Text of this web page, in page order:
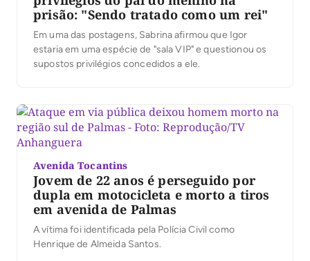
prisão: "Sendo tratado como um rei"
Em uma das postagens, Sabrina afirmou que Igor
estaria em uma espécie de "sala VIP" e questionou os
supostos privilégios concedidos a ele.
Avenida Tocantins
Jovem de 22 anos é perseguido por
dupla em motocicleta e morto a tiros
em avenida de Palmas
A vítima foi identificada pela Polícia Civil como
Henrique de Almeida Santos.